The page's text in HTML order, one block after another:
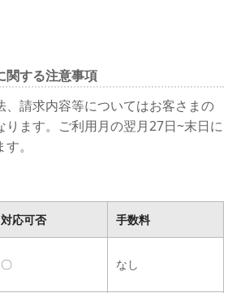
関する注意事項
、請求内容等についてはお客さまの
ります。ご利用月の翌月27日~末日に
。
対応可否 手数料
〇 なし